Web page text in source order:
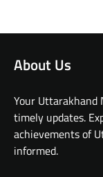
About Us
Your Uttarakhand
timely updates.
achievements of
informed.